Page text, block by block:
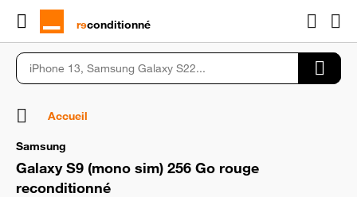
rɘconditionné
Accueil
Samsung
Galaxy S9 (mono sim) 256 Go rouge
reconditionné